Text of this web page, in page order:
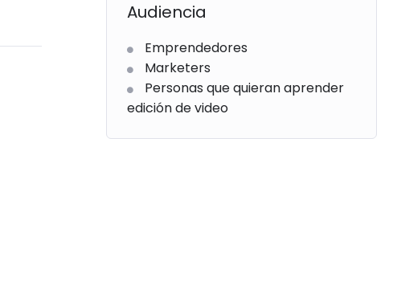
Audiencia
Emprendedores
Marketers
Personas que quieran aprender
edición de video